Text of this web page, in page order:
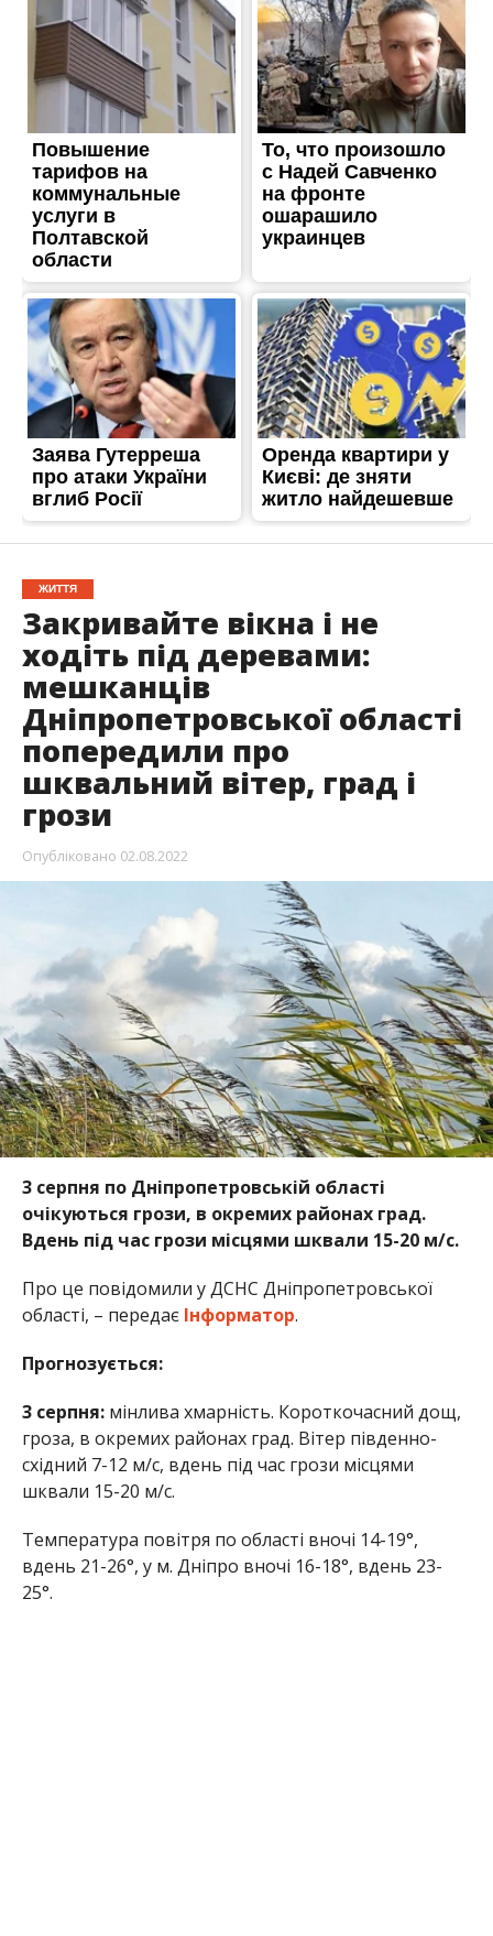
ЖИТТЯ
Закривайте вікна і не
ходіть під деревами:
мешканців
Дніпропетровської області
попередили про
шквальний вітер, град і
грози
Опубліковано 02.08.2022
3 серпня по Дніпропетровській області
очікуються грози, в окремих районах град.
Вдень під час грози місцями шквали 15-20 м/с.
Про це повідомили у ДСНС Дніпропетровської
області, – передає Інформатор.
Прогнозується:
3 серпня: мінлива хмарність. Короткочасний дощ,
гроза, в окремих районах град. Вітер південно-
східний 7-12 м/с, вдень під час грози місцями
шквали 15-20 м/с.
Температура повітря по області вночі 14-19°,
вдень 21-26°, у м. Дніпро вночі 16-18°, вдень 23-
25°.